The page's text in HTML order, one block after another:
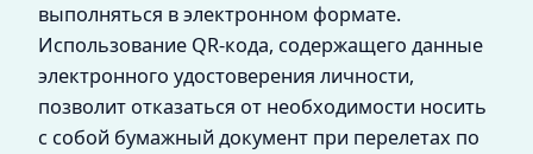
выполняться в электронном формате.
Использование QR-кода, содержащего данные
электронного удостоверения личности,
позволит отказаться от необходимости носить
с собой бумажный документ при перелетах по